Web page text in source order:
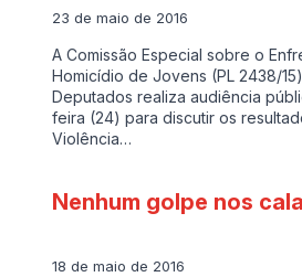
23 de maio de 2016
A Comissão Especial sobre o
Homicídio de Jovens (PL 2438/
Deputados realiza audiência
feira (24) para discutir os
Violência…
Nenhum golpe nos
18 de maio de 2016